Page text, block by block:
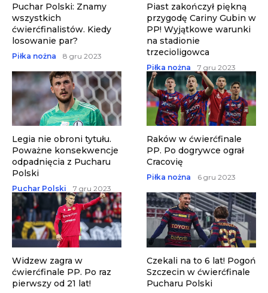
Puchar Polski: Znamy
wszystkich
ćwierćfinalistów. Kiedy
losowanie par?
Piłka nożna 8 gru 2023
Piast zakończył piękną
przygodę Cariny Gubin w
PP! Wyjątkowe warunki
na stadionie
trzecioligowca
Piłka nożna 7 gru 2023
Legia nie obroni tytułu.
Poważne konsekwencje
odpadnięcia z Pucharu
Polski
Puchar Polski 7 gru 2023
Raków w ćwierćfinale
PP. Po dogrywce ograł
Cracovię
Piłka nożna 6 gru 2023
Widzew zagra w
ćwierćfinale PP. Po raz
pierwszy od 21 lat!
Czekali na to 6 lat! Pogoń
Szczecin w ćwierćfinale
Pucharu Polski